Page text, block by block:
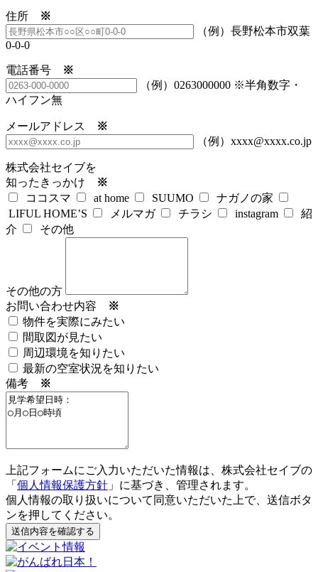
住所
※
（例）長野松本市双葉
0-0-0
電話番号
※
（例）0263000000 ※半角数字・
ハイフン無
メールアドレス
※
（例）xxxx@xxxx.co.jp
株式会社セイブを
知ったきっかけ
※
ココスマ
at home SUUMO
ナガノの家
LIFUL HOME’S
メルマガ チラシ instagram
紹
介
その他
その他の方
お問い合わせ内容
※
物件を実際にみたい
間取図が見たい
周辺環境を知りたい
最新の空室状況を知りたい
備考
※
上記フォームにご入力いただいた情報は、株式会社セイブの
「 個人情報保護方針 」に基づき、管理されます。
個人情報の取り扱いについて同意いただいた上で、送信ボタ
ンを押してください。
送信内容を確認する